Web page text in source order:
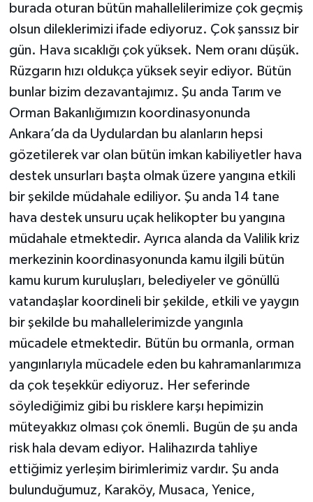
burada oturan bütün mahallelilerimize çok geçmiş
olsun dileklerimizi ifade ediyoruz. Çok şanssız bir
gün. Hava sıcaklığı çok yüksek. Nem oranı düşük.
Rüzgarın hızı oldukça yüksek seyir ediyor. Bütün
bunlar bizim dezavantajımız. Şu anda Tarım ve
Orman Bakanlığımızın koordinasyonunda
Ankara’da da Uydulardan bu alanların hepsi
gözetilerek var olan bütün imkan kabiliyetler hava
destek unsurları başta olmak üzere yangına etkili
bir şekilde müdahale ediliyor. Şu anda 14 tane
hava destek unsuru uçak helikopter bu yangına
müdahale etmektedir. Ayrıca alanda da Valilik kriz
merkezinin koordinasyonunda kamu ilgili bütün
kamu kurum kuruluşları, belediyeler ve gönüllü
vatandaşlar koordineli bir şekilde, etkili ve yaygın
bir şekilde bu mahallelerimizde yangınla
mücadele etmektedir. Bütün bu ormanla, orman
yangınlarıyla mücadele eden bu kahramanlarımıza
da çok teşekkür ediyoruz. Her seferinde
söylediğimiz gibi bu risklere karşı hepimizin
müteyakkız olması çok önemli. Bugün de şu anda
risk hala devam ediyor. Halihazırda tahliye
ettiğimiz yerleşim birimlerimiz vardır. Şu anda
bulunduğumuz, Karaköy, Musaca, Yenice,